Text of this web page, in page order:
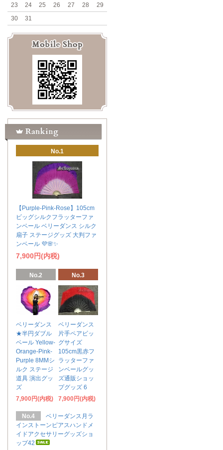
23
24 25 26 27 28
29
30
31
No.1
【Purple-Pink-Rose】105cm
ビッグシルクフラッターファ
ンベール ベリーダンス シルク
扇子 ステージグッズ 大判ファ
ンベール 💜🌸✨
7,900円(内税)
No.2
ベリーダンス
★半円ダブル
ベール Yellow-
Orange-Pink-
Purple 8MMシ
ルク ステージ
道具 演出グッ
ズ
7,900円(内税)
No.3
ベリーダンス
片手ペアビッ
グサイズ
105cm黒赤フ
ラッターファ
ンベールグッ
ズ通販ショッ
プグッズ 6
7,900円(内税)
No.4
ベリーダンス月ラ
インストーンピアスハンドメ
イドアクセサリーグッズショ
ップ42